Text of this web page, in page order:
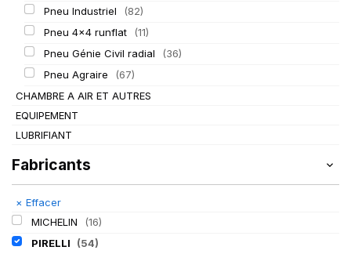
Pneu Industriel
(82)
Pneu 4x4 runflat
(11)
Pneu Génie Civil radial
(36)
Pneu Agraire
(67)
CHAMBRE A AIR ET AUTRES
EQUIPEMENT
LUBRIFIANT
Fabricants
× Effacer
MICHELIN
(16)
PIRELLI
(54)